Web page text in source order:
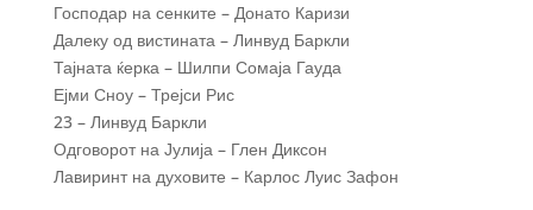
Господар на сенките – Донато Каризи
Далеку од вистината – Линвуд Баркли
Тајната ќерка – Шилпи Сомаја Гауда
Ејми Сноу – Трејси Рис
23 – Линвуд Баркли
Одговорот на Јулија – Глен Диксон
Лавиринт на духовите – Карлос Луис Зафон